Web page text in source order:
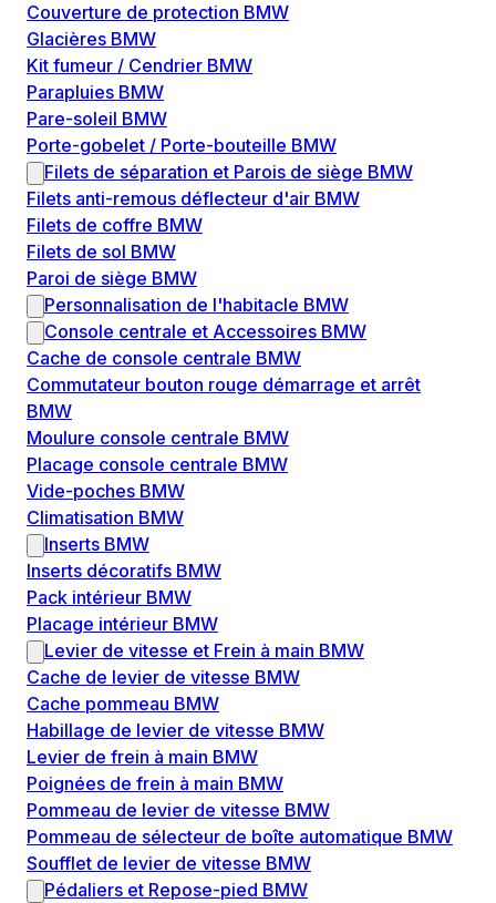
Couverture de protection BMW
Glacières BMW
Kit fumeur / Cendrier BMW
Parapluies BMW
Pare-soleil BMW
Porte-gobelet / Porte-bouteille BMW
Filets de séparation et Parois de siège BMW
Filets anti-remous déflecteur d'air BMW
Filets de coffre BMW
Filets de sol BMW
Paroi de siège BMW
Personnalisation de l'habitacle BMW
Console centrale et Accessoires BMW
Cache de console centrale BMW
Commutateur bouton rouge démarrage et arrêt
BMW
Moulure console centrale BMW
Placage console centrale BMW
Vide-poches BMW
Climatisation BMW
Inserts BMW
Inserts décoratifs BMW
Pack intérieur BMW
Placage intérieur BMW
Levier de vitesse et Frein à main BMW
Cache de levier de vitesse BMW
Cache pommeau BMW
Habillage de levier de vitesse BMW
Levier de frein à main BMW
Poignées de frein à main BMW
Pommeau de levier de vitesse BMW
Pommeau de sélecteur de boîte automatique BMW
Soufflet de levier de vitesse BMW
Pédaliers et Repose-pied BMW